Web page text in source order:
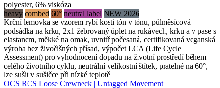
polyester, 6% viskóza
heavy combed 60° neutral label NEW 2026
Krční lemovka se vzorem rybí kosti tón v tónu, půlměsícová
podsádka na krku, 2x1 žebrovaný úplet na rukávech, krku a v pase s
elastanem, měkké na omak, uvnitř počesaná, certifikovaná veganská
výroba bez živočišných přísad, výpočet LCA (Life Cycle
Assessment) pro vyhodnocení dopadu na životní prostředí během
celého životního cyklu, neutrální velikostní štítek, pratelné na 60°,
lze sušit v sušičce při nízké teplotě
OCS RCS Loose Crewneck | Untagged Movement